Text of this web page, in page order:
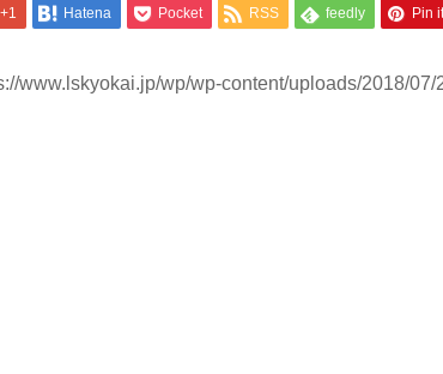
+1 Hatena Pocket RSS feedly Pin it
www.lskyokai.jp/wp/wp-content/uploads/2018/07/